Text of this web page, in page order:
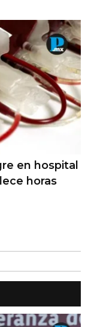
en hospital
horas